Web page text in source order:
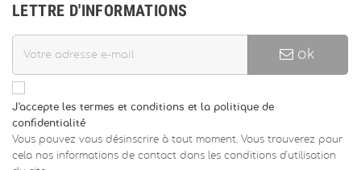
LETTRE D'INFORMATIONS
ok
J'accepte les termes et conditions et la politique de
confidentialité
Vous pouvez vous désinscrire à tout moment. Vous trouverez pour
cela nos informations de contact dans les conditions d'utilisation